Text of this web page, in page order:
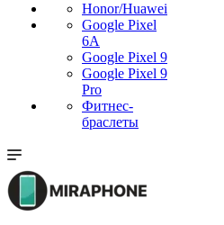
Honor/Huawei
Google Pixel
6A
Google Pixel 9
Google Pixel 9
Pro
Фитнес-
браслеты